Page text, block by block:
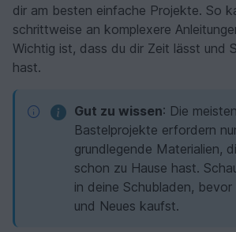
dir am besten einfache Projekte. So
schrittweise an komplexere
Wichtig ist, dass du dir Zeit lässt und
hast.
Gut zu wissen: Die meisten
Bastelprojekte erfordern
grundlegende Materialien,
schon zu Hause hast.
in deine Schubladen,
und Neues kaufst.